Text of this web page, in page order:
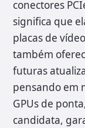
conectores
significa que
placas de
também
futuras
pensando em
GPUs de
candidata,